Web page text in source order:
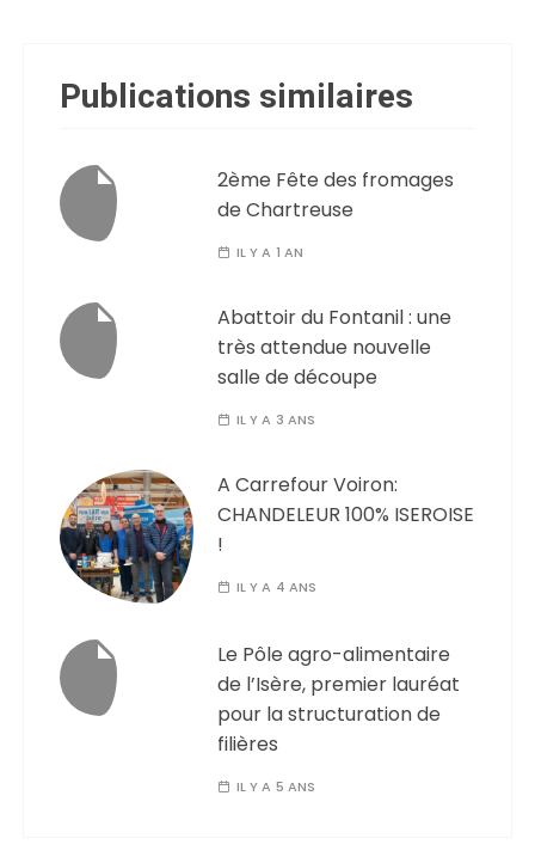
Publications similaires
2ème Fête des fromages
de Chartreuse
IL Y A 1 AN
Abattoir du Fontanil : une
très attendue nouvelle
salle de découpe
IL Y A 3 ANS
A Carrefour Voiron:
CHANDELEUR 100% ISEROISE
!
IL Y A 4 ANS
Le Pôle agro-alimentaire
de l’Isère, premier lauréat
pour la structuration de
filières
IL Y A 5 ANS